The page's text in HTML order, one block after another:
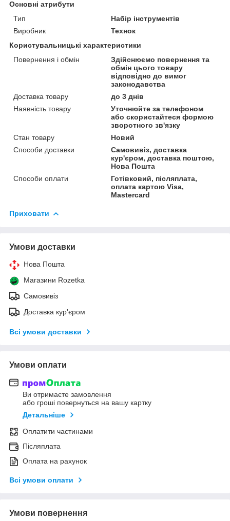
Основні атрибути
Тип
Набір інструментів
Виробник
Технок
Користувальницькі характеристики
Повернення і обмін
Здійснюємо повернення та
обмін цього товару
відповідно до вимог
законодавства
Доставка товару
до 3 днів
Наявність товару
Уточнюйте за телефоном
або скористайтеся формою
зворотного зв'язку
Стан товару
Новий
Способи доставки
Самовивіз, доставка
кур'єром, доставка поштою,
Нова Пошта
Способи оплати
Готівковий, післяплата,
оплата картою Visa,
Mastercard
Приховати
Умови доставки
Нова Пошта
Магазини Rozetka
Самовивіз
Доставка кур'єром
Всі умови доставки
Умови оплати
Ви отримаєте замовлення
або гроші повернуться на вашу картку
Детальніше
Оплатити частинами
Післяплата
Оплата на рахунок
Всі умови оплати
Умови повернення